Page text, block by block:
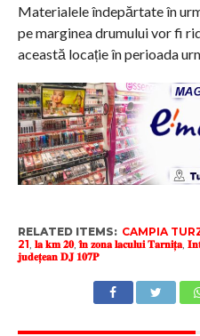
Materialele îndepărtate în
pe marginea drumului vor fi
această locație în perioada
RELATED ITEMS: CAMPIA
21, 𝐥𝐚 𝐤𝐦 𝟐𝟎,𝐢̂𝐧 𝐳𝐨𝐧𝐚 𝐥𝐚𝐜𝐮𝐥𝐮𝐢 𝐓𝐚𝐫𝐧𝐢𝐭̦𝐚,
𝐣𝐮𝐝𝐞𝐭̦𝐞𝐚𝐧 𝐃𝐉 𝟏𝟎𝟕𝐏